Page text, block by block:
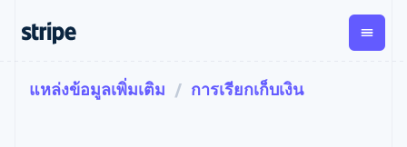
การชำระเงิน รายรับ
การ
ตามขั้น
เอกสารประกอบ
เรียนรู้
แหล่งข้อมูลเพิ่มเติม การเรียกเก็บเงิน